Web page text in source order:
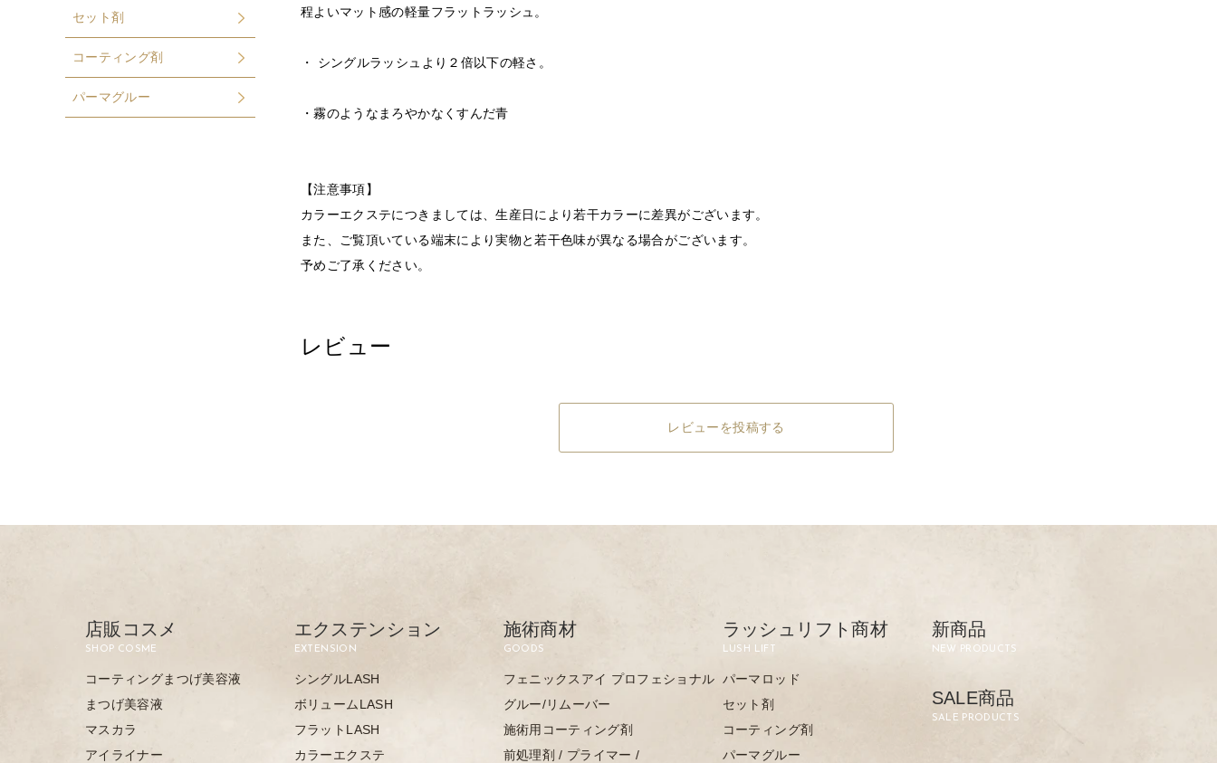
程よいマット感の軽量フラットラッシュ。
・ シングルラッシュより２倍以下の軽さ。
・霧のようなまろやかなくすんだ青
【注意事項】
カラーエクステにつきましては、生産日により若干カラーに差異がございます。
また、ご覧頂いている端末により実物と若干色味が異なる場合がございます。
予めご了承ください。
レビュー
レビューを投稿する
セット剤
コーティング剤
パーマグルー
店販コスメ
SHOP COSME
コーティングまつげ美容液
まつげ美容液
マスカラ
アイライナー
エクステンション
EXTENSION
シングルLASH
ボリュームLASH
フラットLASH
カラーエクステ
施術商材
GOODS
フェニックスアイ プロフェショナル
グルー/リムーバー
施術用コーティング剤
前処理剤 / プライマー /
ラッシュリフト商材
LUSH LIFT
パーマロッド
セット剤
コーティング剤
パーマグルー
新商品
NEW PRODUCTS
SALE商品
SALE PRODUCTS